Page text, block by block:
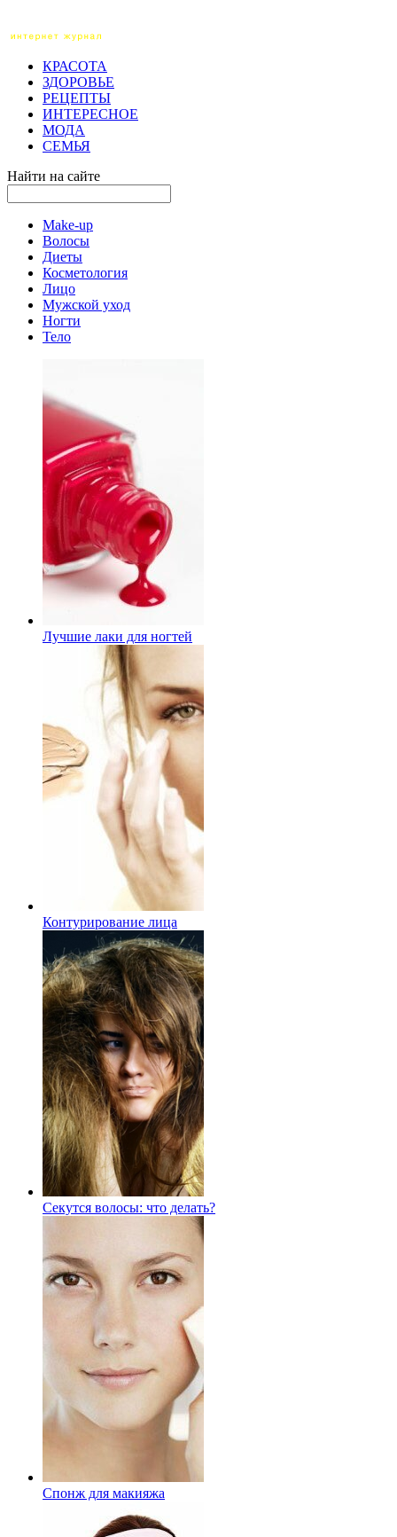
КРАСОТА
ЗДОРОВЬЕ
РЕЦЕПТЫ
ИНТЕРЕСНОЕ
МОДА
СЕМЬЯ
Найти на сайте
Make-up
Волосы
Диеты
Косметология
Лицо
Мужской уход
Ногти
Тело
Лучшие лаки для ногтей
Контурирование лица
Секутся волосы: что делать?
Спонж для макияжа